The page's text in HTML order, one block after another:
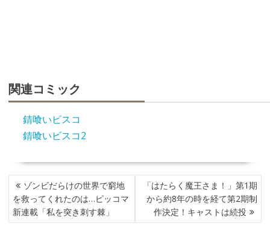
関連コミック
錆喰いビスコ
錆喰いビスコ2
投
稿
ナ
ビ
ゾンビだらけの世界で窮地
を救ってくれたのは…ピッコマ
新連載「私を突き刺す棘」
「はたらく魔王さま！」第1期
から約8年の時を経て第2期制
作決定！キャストは続投